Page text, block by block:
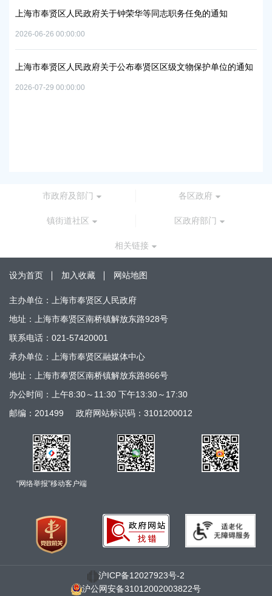
区人民政府关于钟荣华等同志职务任免的通知
00:00:00
区人民政府关于公布奉贤区区级文物保护单位的通知
00:00:00
2026-07-10
市政府及部门 各区政府
镇街道社区 区政府部门
相关链接
设为首页 加入收藏 网站地图
主办单位：上海市奉贤区人民政府
地址：上海市奉贤区南桥镇解放东路928号
联系电话：021-57420001
承办单位：上海市奉贤区融媒体中心
地址：上海市奉贤区南桥镇解放东路866号
办公时间：上午8:30～11:30 下午13:30～17:30
邮编：201499
政府网站标识码：3101200012
“网络举报”移动客户端
沪ICP备12027923号-2
沪公网安备31012002003822号